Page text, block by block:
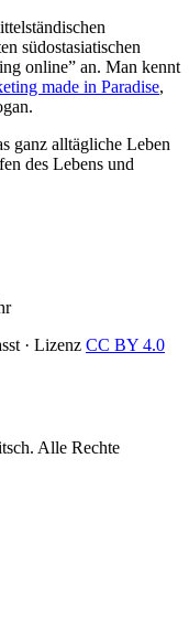
südostasiatischen
online” an. Man kennt
made in Paradise,
ganz alltägliche Leben
des Lebens und
CC BY 4.0
Alle Rechte